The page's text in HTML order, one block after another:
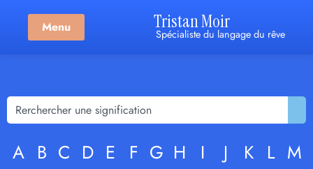
Menu Tristan Moir
Spécialiste du langage du rêve
A B C D E F G H I J K L M